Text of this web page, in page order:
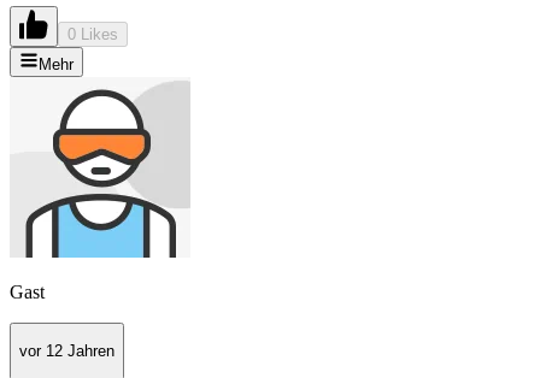
0 Likes
Mehr
Gast
vor 12 Jahren